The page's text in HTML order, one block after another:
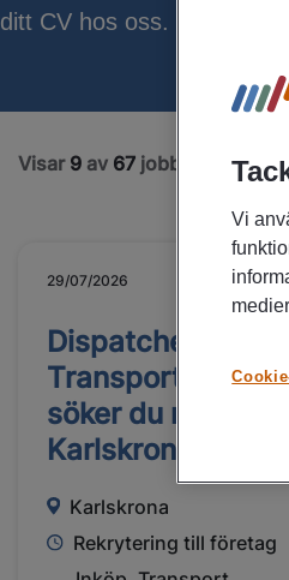
ditt CV hos oss.
Visar 9 av 67 jobb
29/07/2026
Dispatcher?
Transportledare?
söker du nytt
Karlskrona
Karlskrona
Rekrytering till företag
Vi